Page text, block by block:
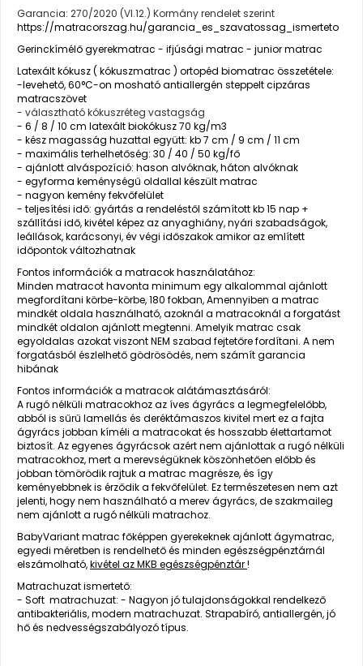
Garancia: 270/2020 (VI.12.) Kormány rendelet szerint
https://matracorszag.hu/garancia_es_szavatossag_ismerteto
Gerinckímélő gyerekmatrac - ifjúsági matrac - junior matrac
Latexált kókusz ( kókuszmatrac ) ortopéd biomatrac összetétele:
-levehető, 60°C-on mosható antiallergén steppelt cipzáras
matracszövet
- választható kókuszréteg vastagság
- 6 / 8 / 10 cm latexált biokókusz 70 kg/m3
- kész magasság huzattal együtt: kb 7 cm / 9 cm / 11 cm
- maximális terhelhetőség: 30 / 40 / 50 kg/fő
- ajánlott alváspozíció: hason alvóknak, háton alvóknak
- egyforma keménységű oldallal készült matrac
- nagyon kemény fekvőfelület
- teljesítési idő: gyártás a rendeléstől számított kb 15 nap +
szállítási idő, kivétel képez az anyaghiány, nyári szabadságok,
leállások, karácsonyi, év végi időszakok amikor az említett
időpontok változhatnak
Fontos információk a matracok használatához:
Minden matracot havonta minimum egy alkalommal ajánlott
megfordítani körbe-körbe, 180 fokban, Amennyiben a matrac
mindkét oldala használható, azoknál a matracoknál a forgatást
mindkét oldalon ajánlott megtenni. Amelyik matrac csak
egyoldalas azokat viszont NEM szabad fejtetőre fordítani. A nem
forgatásból észlelhető gödrösödés, nem számít garancia
hibának
Fontos információk a matracok alátámasztásáról:
A rugó nélküli matracokhoz az íves ágyrács a legmegfelelőbb,
abból is sűrű lamellás és deréktámaszos kivitel mert ez a fajta
ágyrács jobban kíméli a matracokat és hosszabb élettartamot
biztosít. Az egyenes ágyrácsok azért nem ajánlottak a rugó nélküli
matracokhoz, mert a merevségüknek köszönhetően előbb és
jobban tömörödik rajtuk a matrac magrésze, és így
keményebbnek is érződik a fekvőfelület. Ez természetesen nem azt
jelenti, hogy nem használható a merev ágyrács, de szakmaileg
nem ajánlott a rugó nélküli matrachoz.
BabyVariant matrac főképpen gyerekeknek ajánlott ágymatrac,
egyedi méretben is rendelhető és minden egészségpénztárnál
elszámolható,kivétel az MKB egészségpénztár!
Matrachuzat ismertető:
- Soft matrachuzat: - Nagyon jó tulajdonságokkal rendelkező
antibakteriális, modern matrachuzat. Strapabíró, antiallergén, jó
hő és nedvességszabályozó típus.